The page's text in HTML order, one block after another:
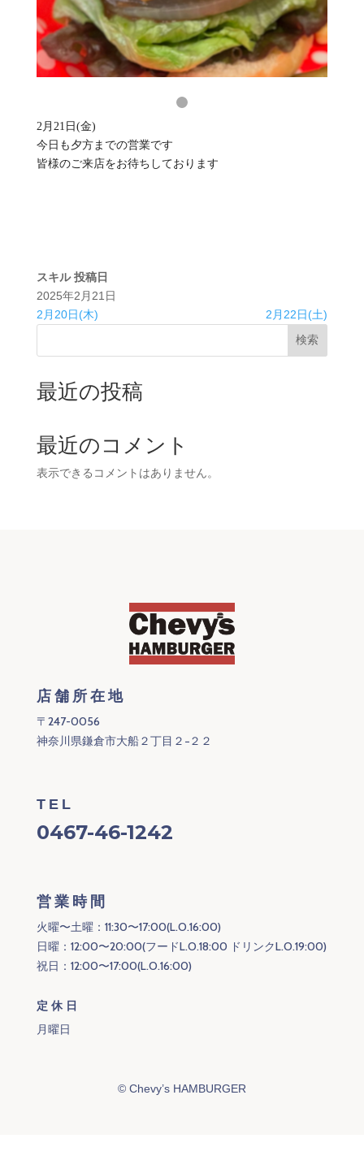
2月21日(金)
今日も夕方までの営業です
皆様のご来店をお待ちしております
スキル 投稿日
2025年2月21日
2月20日(木)
2月22日(土)
検索
最近の投稿
最近のコメント
表示できるコメントはありません。
店舗所在地
〒247-0056
神奈川県鎌倉市大船２丁目２−２２
TEL
0467-46-1242
営業時間
火曜〜土曜：11:30〜17:00(L.O.16:00)
日曜：12:00〜20:00(フードL.O.18:00 ドリンクL.O.19:00)
祝日：12:00〜17:00(L.O.16:00)
定休日
月曜日
© Chevy’s HAMBURGER